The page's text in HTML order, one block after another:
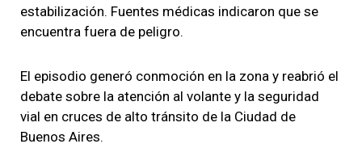
estabilización. Fuentes médicas indicaron que se
encuentra fuera de peligro.
El episodio generó conmoción en la zona y reabrió el
debate sobre la atención al volante y la seguridad
vial en cruces de alto tránsito de la Ciudad de
Buenos Aires.